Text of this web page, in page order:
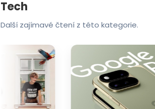
Tech
Další zajímavé čtení z této kategorie.